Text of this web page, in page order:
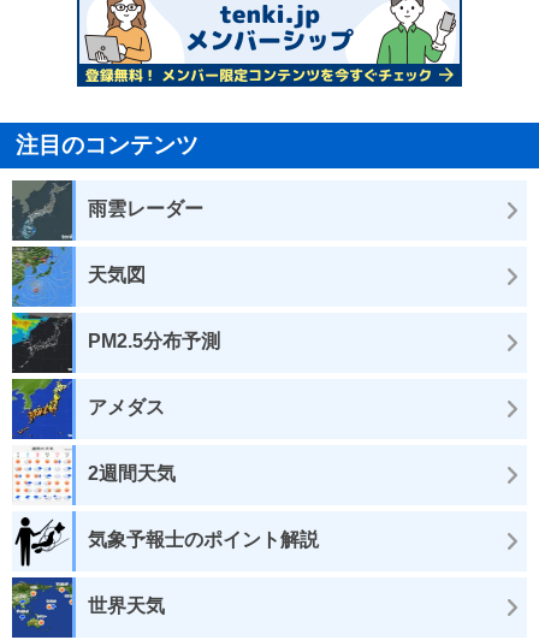
注目のコンテンツ
雨雲レーダー
天気図
PM2.5分布予測
アメダス
2週間天気
気象予報士のポイント解説
世界天気